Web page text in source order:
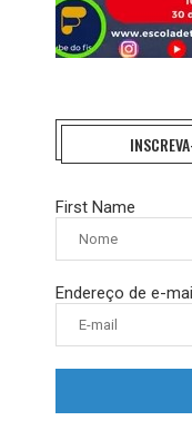
First Name
Endereço de e-